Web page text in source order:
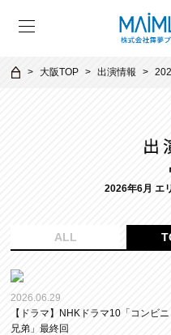
大阪TOP 出演情報
2026年6月 エ
ALL
2026.06.29
【ドラマ】NHKドラマ10「コンビニ
兄弟」最終回